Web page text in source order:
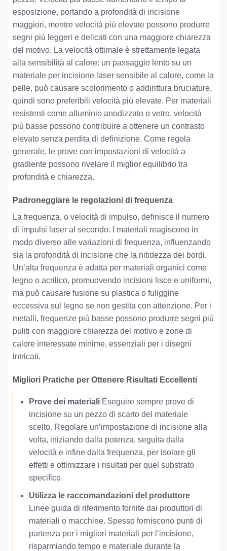
esposizione, portando a profondità di incisione
maggiori, mentre velocità più elevate possono produrre
segni più leggeri e delicati con una maggiore chiarezza
del motivo. La velocità ottimale è strettamente legata
alla sensibilità al calore: un passaggio lento su un
materiale per incisione laser sensibile al calore, come la
pelle, può causare scolorimento o addirittura bruciature,
quindi sono preferibili velocità più elevate. Per materiali
resistenti come alluminio anodizzato o vetro, velocità
più basse possono contribuire a ottenere un contrasto
elevato senza perdita di definizione. Come regola
generale, le prove con impostazioni di velocità a
gradiente possono rivelare il miglior equilibrio tra
profondità e chiarezza.
Padroneggiare le regolazioni di frequenza
La frequenza, o velocità di impulso, definisce il numero
di impulsi laser al secondo. I materiali reagiscono in
modo diverso alle variazioni di frequenza, influenzando
sia la profondità di incisione che la nitidezza dei bordi.
Un’alta frequenza è adatta per materiali organici come
legno o acrilico, promuovendo incisioni lisce e uniformi,
ma può causare fusione su plastica o fuliggine
eccessiva sul legno se non gestita con attenzione. Per i
metalli, frequenze più basse possono produrre segni più
puliti con maggiore chiarezza del motivo e zone di
calore interessate minime, essenziali per i disegni
intricati.
Migliori Pratiche per Ottenere Risultati Eccellenti
Prove dei materialiEseguire sempre prove di
incisione su un pezzo di scarto del materiale
scelto. Regolare un’impostazione di incisione alla
volta, iniziando dalla potenza, seguita dalla
velocità e infine dalla frequenza, per isolare gli
effetti e ottimizzare i risultati per quel substrato
specifico.
Utilizza le raccomandazioni del produttore
Linee guida di riferimento fornite dai produttori di
materiali o macchine. Spesso forniscono punti di
partenza per i migliori materiali per l’incisione,
risparmiando tempo e materiale durante la